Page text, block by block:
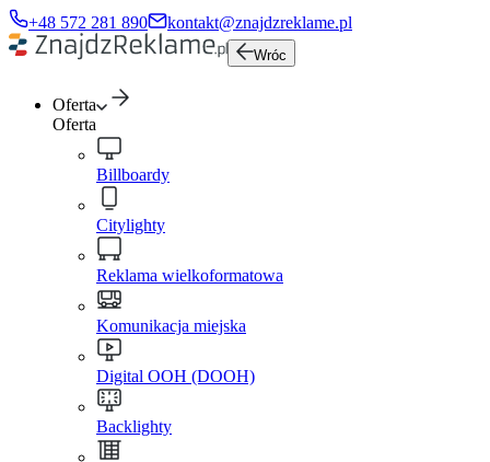
+48 572 281 890 kontakt@znajdzreklame.pl
Wróc
Oferta
Oferta
Billboardy
Citylighty
Reklama wielkoformatowa
Komunikacja miejska
Digital OOH (DOOH)
Backlighty